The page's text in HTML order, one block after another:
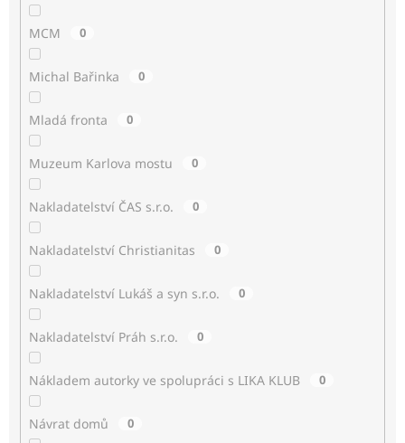
MCM 0
Michal Bařinka 0
Mladá fronta 0
Muzeum Karlova mostu 0
Nakladatelství ČAS s.r.o. 0
Nakladatelství Christianitas 0
Nakladatelství Lukáš a syn s.r.o. 0
Nakladatelství Práh s.r.o. 0
Nákladem autorky ve spolupráci s LIKA KLUB 0
Návrat domů 0